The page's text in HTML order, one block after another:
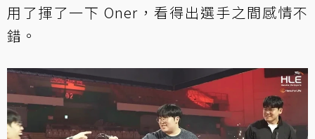
用了揮了一下 Oner，看得出選手之間感情不
錯。